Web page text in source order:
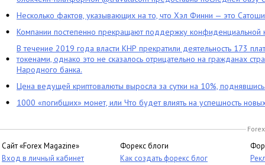
Несколько фактов, указывающих на то, что Хэл Финни — это
Компании постепенно прекращают поддержку конфиденциальной
В течение 2019 года власти КНР прекратили деятельность 173
токенами, однако это не сказалось отрицательно на гражданах
Народного банка.
Цена ведущей криптовалюты выросла за сутки на 10%,
1000 «погибших» монет, или Что будет влиять на успешность
Сайт «Forex Magazine»
Вход в личный кабинет
Форекс блоги
Как создать форекс блог